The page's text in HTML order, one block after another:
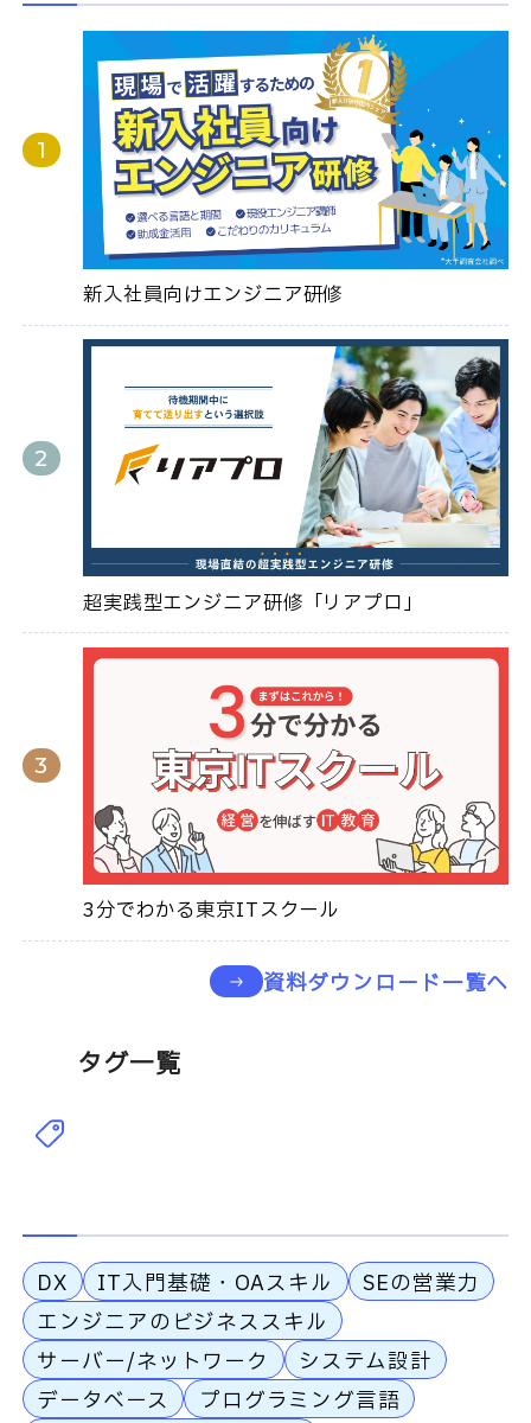
新入社員向けエンジニア研修
超実践型エンジニア研修「リアプロ」
3分でわかる東京ITスクール
資料ダウンロード一覧へ
タグ一覧
DX IT入門基礎・OAスキル
SEの営業力
エンジニアのビジネススキル
サーバー/ネットワーク
システム設計
データベース
プログラミング言語